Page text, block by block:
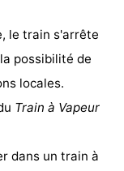
le train s'arrête
possibilité de
locales.
Train à Vapeur
dans un train à